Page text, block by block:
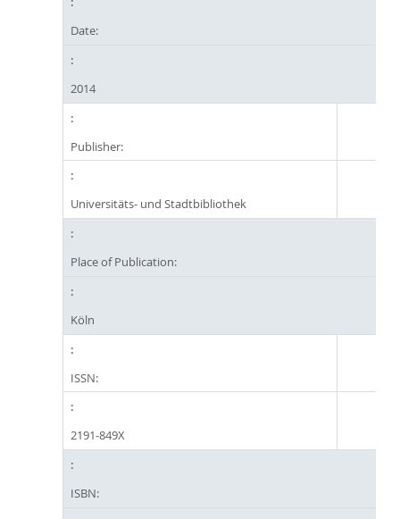
Date:
2014
Publisher:
Universitäts- und Stadtbibliothek
Place of Publication:
Köln
ISSN:
2191-849X
ISBN: